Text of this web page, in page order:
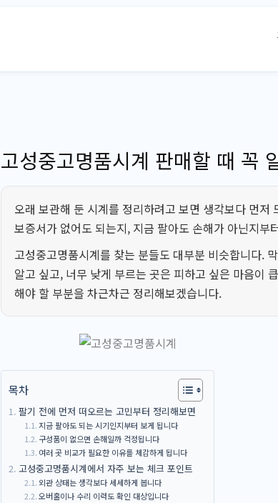
고성중고명품시계 판매할 때 꼭
오래 보관해 둔 시계를 정리하려고 보면 생각보다 먼
보증서가 없어도 되는지, 지금 팔아도 손해가 아닌지부
고성중고명품시계를 찾는 분들도 대부분 비슷합니다.
알고 싶고, 너무 낮게 부르는 곳은 피하고 싶은 마음이
해야 할 부분을 차근차근 정리해보겠습니다.
목차
팔기 전에 먼저 떠오르는 고민부터 정리해보면
지금 팔아도 되는 시기인지부터 보게 됩니다
구성품이 없으면 손해일까 걱정됩니다
여러 곳 비교가 필요한 이유를 체감하게 됩니다
고성중고명품시계에서 자주 보는 체크 포인트
외관 상태는 생각보다 세세하게 봅니다
오버홀이나 수리 이력도 확인 대상입니다